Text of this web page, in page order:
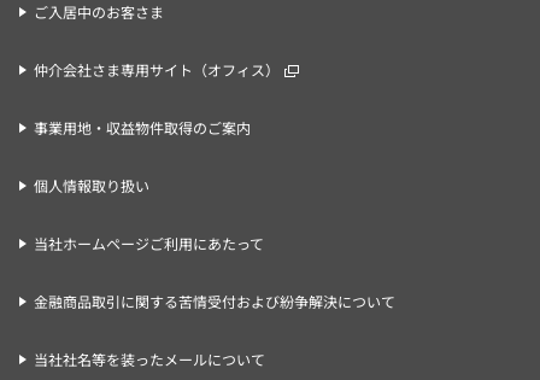
ご入居中のお客さま
仲介会社さま専用サイト（オフィス）
事業用地・収益物件取得のご案内
個人情報取り扱い
当社ホームページご利用にあたって
金融商品取引に関する苦情受付および紛争解決について
当社社名等を装ったメールについて